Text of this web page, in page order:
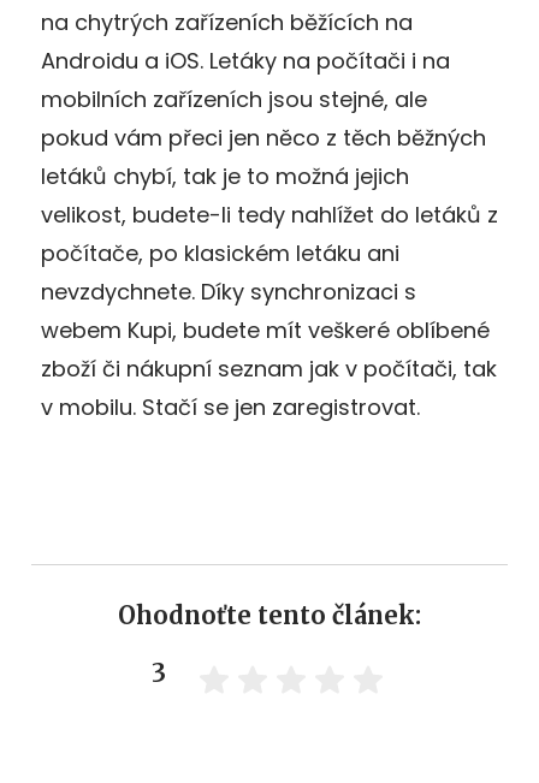
na chytrých zařízeních běžících na
Androidu a iOS. Letáky na počítači i na
mobilních zařízeních jsou stejné, ale
pokud vám přeci jen něco z těch běžných
letáků chybí, tak je to možná jejich
velikost, budete-li tedy nahlížet do letáků z
počítače, po klasickém letáku ani
nevzdychnete. Díky synchronizaci s
webem Kupi, budete mít veškeré oblíbené
zboží či nákupní seznam jak v počítači, tak
v mobilu. Stačí se jen zaregistrovat.
Ohodnoťte tento článek:
3